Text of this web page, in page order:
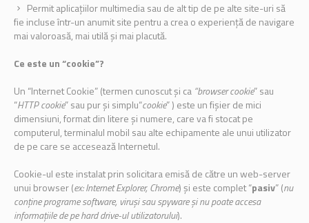
Permit aplicațiilor multimedia sau de alt tip de pe alte site-uri să
fie incluse într-un anumit site pentru a crea o experiență de navigare
mai valoroasă, mai utilă și mai placută.
Ce este un “cookie”?
Un “Internet Cookie” (termen cunoscut și ca “browser cookie” sau
“HTTP cookie” sau pur și simplu“cookie” ) este un fișier de mici
dimensiuni, format din litere și numere, care va fi stocat pe
computerul, terminalul mobil sau alte echipamente ale unui utilizator
de pe care se accesează Internetul.
Cookie-ul este instalat prin solicitara emisă de către un web-server
unui browser (ex: Internet Explorer, Chrome) și este complet “pasiv” (nu
conține programe software, viruși sau spyware și nu poate accesa
informațiile de pe hard drive-ul utilizatorului).